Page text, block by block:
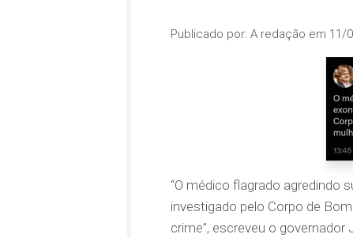
Publicado por: A redação em 11/
“O médico flagrado agredindo
investigado pelo Corpo de
crime”, escreveu o